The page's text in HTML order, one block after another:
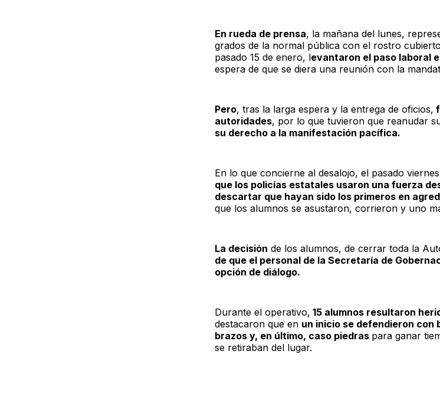
En rueda de prensa, la mañana del lunes,
grados de la normal pública con el rostro
pasado 15 de enero, levantaron el paso laboral
espera de que se diera una reunión con la
Pero, tras la larga espera y la entrega de oficios,
autoridades, por lo que tuvieron que reanudar
su derecho a la manifestación pacífica.
En lo que concierne al desalojo, el pasado
que los policías estatales usaron una fuerza
descartar que hayan sido los primeros en
que los alumnos se asustaron, corrieron y uno
La decisión de los alumnos, de cerrar toda la
de que el personal de la Secretaría de
opción de diálogo.
Durante el operativo, 15 alumnos resultaron
destacaron que en un inicio se defendieron con
brazos y, en último, caso piedras para ganar
se retiraban del lugar.